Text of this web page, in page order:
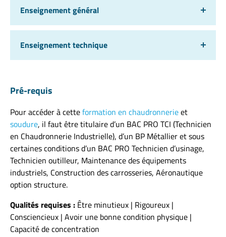
Enseignement général
Enseignement technique
Pré-requis
Pour accéder à cetteformation en chaudronnerieet
soudure, il faut être titulaire d’un BAC PRO TCI (Technicien
en Chaudronnerie Industrielle), d’un BP Métallier et sous
certaines conditions d’un BAC PRO Technicien d’usinage,
Technicien outilleur, Maintenance des équipements
industriels, Construction des carrosseries, Aéronautique
option structure.
Qualités requises : Être minutieux | Rigoureux |
Consciencieux | Avoir une bonne condition physique |
Capacité de concentration